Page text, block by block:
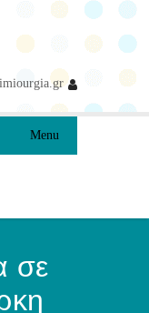
Menu
σε